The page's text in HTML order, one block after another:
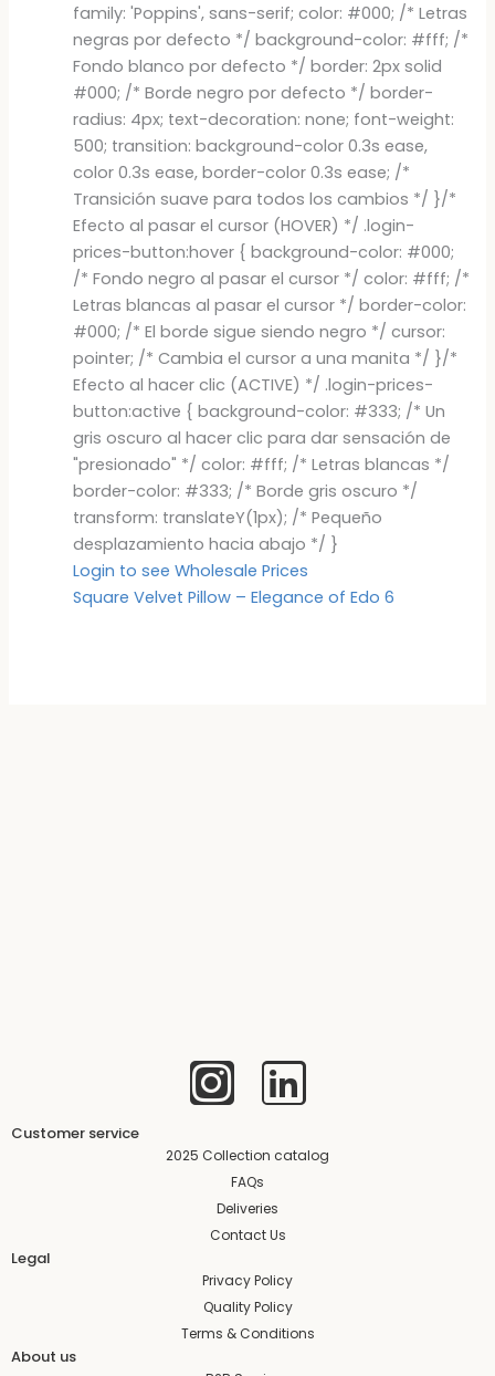
family: 'Poppins', sans-serif; color: #000; /* Letras
negras por defecto */ background-color: #fff; /*
Fondo blanco por defecto */ border: 2px solid
#000; /* Borde negro por defecto */ border-
radius: 4px; text-decoration: none; font-weight:
500; transition: background-color 0.3s ease,
color 0.3s ease, border-color 0.3s ease; /*
Transición suave para todos los cambios */ }/*
Efecto al pasar el cursor (HOVER) */ .login-
prices-button:hover { background-color: #000;
/* Fondo negro al pasar el cursor */ color: #fff; /*
Letras blancas al pasar el cursor */ border-color:
#000; /* El borde sigue siendo negro */ cursor:
pointer; /* Cambia el cursor a una manita */ }/*
Efecto al hacer clic (ACTIVE) */ .login-prices-
button:active { background-color: #333; /* Un
gris oscuro al hacer clic para dar sensación de
"presionado" */ color: #fff; /* Letras blancas */
border-color: #333; /* Borde gris oscuro */
transform: translateY(1px); /* Pequeño
desplazamiento hacia abajo */ }
Login to see Wholesale Prices
Square Velvet Pillow – Elegance of Edo 6
I
n
s
t
a
g
r
L
i
n
e
d
i
Customer service
2025 Collection catalog
FAQs
Deliveries
Contact Us
Legal
Privacy Policy
Quality Policy
Terms & Conditions
About us